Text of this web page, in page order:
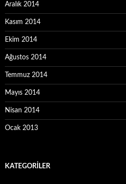
Aralık 2014
Kasım 2014
Ekim 2014
Ağustos 2014
Temmuz 2014
Mayıs 2014
Nisan 2014
Ocak 2013
KATEGORILER